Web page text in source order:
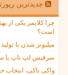
جدیدترین
چرا کلایمر یکی از
است؟
میلیونر شدن با
سرفیس لپ تاپ یا
واکی تاکی، انتخاب